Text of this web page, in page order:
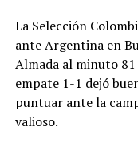
de los 6 puntos en
Ecuador(una
presencia en la
Argentina y
Sudamérica que
La Selección
ante Argentina en
Almada al minuto
empate 1-1 dejó
puntuar ante la
valioso.